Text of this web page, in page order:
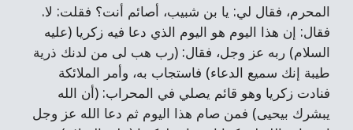
المحرم، فقال لي: يا بن شبيب، أصائم أنت؟ فقلت: لا.
فقال: إن هذا اليوم هو اليوم الذي دعا فيه زكريا (عليه
السلام) ربه عز وجل، فقال: (رب هب لى من لدنك ذرية
طيبة إنك سميع الدعاء) فاستجاب به، وأمر الملائكة
فنادت زكريا وهو قائم يصلي في المحراب: (أن الله
يبشرك بيحيى) فمن صام هذا اليوم ثم دعا الله عز وجل